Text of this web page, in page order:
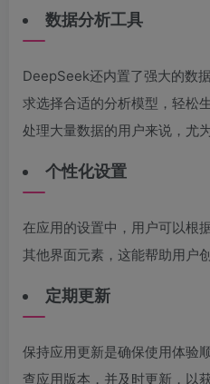
数据分析工具
DeepSeek还内置了强大的数
求选择合适的分析模型，轻松
处理大量数据的用户来说，尤为
个性化设置
在应用的设置中，用户可以根
其他界面元素，这能帮助用户
定期更新
保持应用更新是确保使用体验
查应用版本，并及时更新，以